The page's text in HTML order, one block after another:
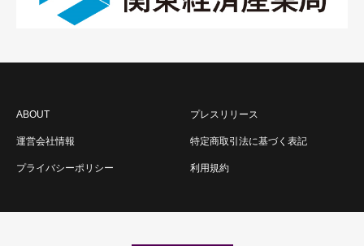
ABOUT プレスリリース
運営会社情報 特定商取引法に基づく表記
プライバシーポリシー 利用規約